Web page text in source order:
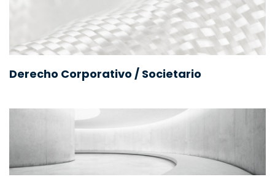
Derecho Corporativo / Societario